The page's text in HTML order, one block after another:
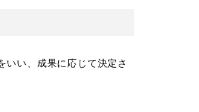
いい、成果に応じて決定さ